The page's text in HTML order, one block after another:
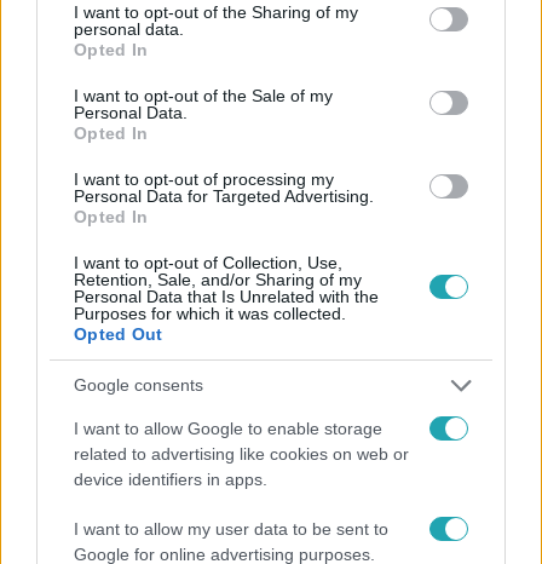
not limited to your visit or usage behaviour. You may click to
grant or deny consent to Google and its third-party tags to
use your data for below specified purposes in below Google
consent section.
I want to opt-out of the Sharing of my
personal data.
Opted In
I want to opt-out of the Sale of my
Personal Data.
Opted In
I want to opt-out of processing my
Personal Data for Targeted Advertising.
Opted In
I want to opt-out of Collection, Use,
Retention, Sale, and/or Sharing of my
Personal Data that Is Unrelated with the
Purposes for which it was collected.
Opted Out
Google consents
I want to allow Google to enable storage
related to advertising like cookies on web or
device identifiers in apps.
I want to allow my user data to be sent to
Google for online advertising purposes.
Kövess minket, és értesülj a friss hírekről a
HÍRADÓ #VIDEÓ #ADÁSRÉSZLETEK
BELFÖLD